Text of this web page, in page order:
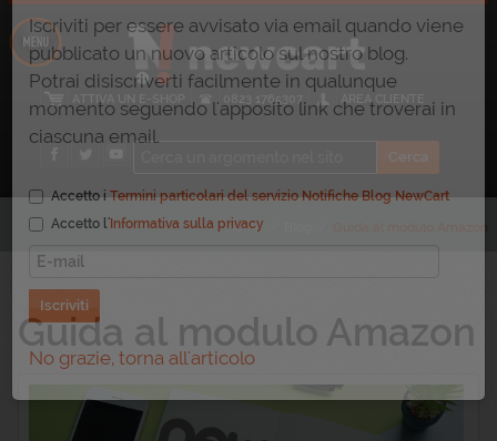
ATTIVA UN E-SHOP 0823 1765307 AREA CLIENTE
Home Guida al modulo Amazon
Guida al modulo Amazon
×
Resta sintonizzato sul nostro Blog
Iscriviti per essere avvisato via email quando viene
pubblicato un nuovo articolo sul nostro blog.
Potrai disiscriverti facilmente in qualunque
momento seguendo l'apposito link che troverai in
ciascuna email.
Accetto i
Accetto l'
No grazie, torna all'articolo